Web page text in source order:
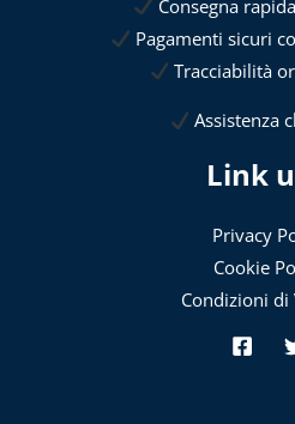
Consegna
Pagamenti sicuri
Tracciabilità
Assistenza
Link
Privacy
Cookie
Condizioni di